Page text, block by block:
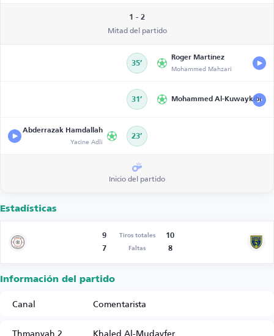
1 - 2
Mitad del partido
35’
Roger Martínez
Mohammed Mahzari
31’ Mohammed Al-Kuwaykibi
Abderrazak Hamdallah
Yacine Adli 23’
Inicio del partido
Estadísticas
9 Tiros totales
10
7
Faltas 8
Información del partido
Canal
Comentarista